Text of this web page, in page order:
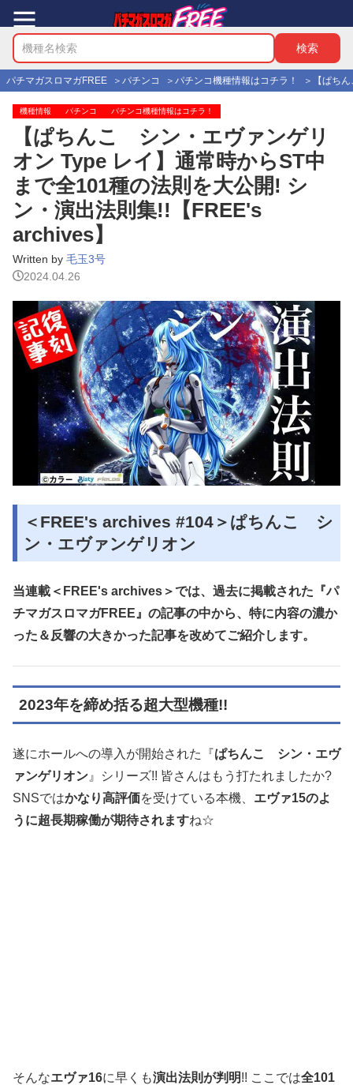
パチマガスロマガFREE パチンコ パチンコ機種情報はコチラ！ 【ぱち
機種情報 パチンコ パチンコ機種情報はコチラ！
【ぱちんこ シン・エヴァンゲリ
オン Type レイ】通常時からST中
まで全101種の法則を大公開! シ
ン・演出法則集!!【FREE's
archives】
Written by 毛玉3号
2024.04.26
＜FREE's archives #104＞ぱちんこ シ
ン・エヴァンゲリオン
当連載＜FREE's archives＞では、過去に掲載された『パ
チマガスロマガFREE』の記事の中から、特に内容の濃か
った＆反響の大きかった記事を改めてご紹介します。
2023年を締め括る超大型機種!!
遂にホールへの導入が開始された『ぱちんこ シン・エヴ
ァンゲリオン 』シリーズ!! 皆さんはもう打たれましたか?
SNSではかなり高評価を受けている本機、 エヴァ15のよ
うに超長期稼働が期待されますね☆
そんなエヴァ16に早くも演出法則が判明!! ここでは全101